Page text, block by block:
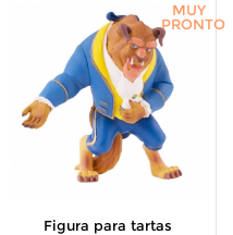
Figura para tartas
MUY
PRONTO